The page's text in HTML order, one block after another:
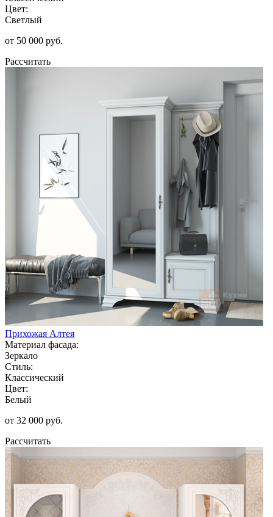
Цвет:
Светлый
от 50 000 руб.
Рассчитать
Прихожая Алтея
Материал фасада:
Зеркало
Стиль:
Классический
Цвет:
Белый
от 32 000 руб.
Рассчитать